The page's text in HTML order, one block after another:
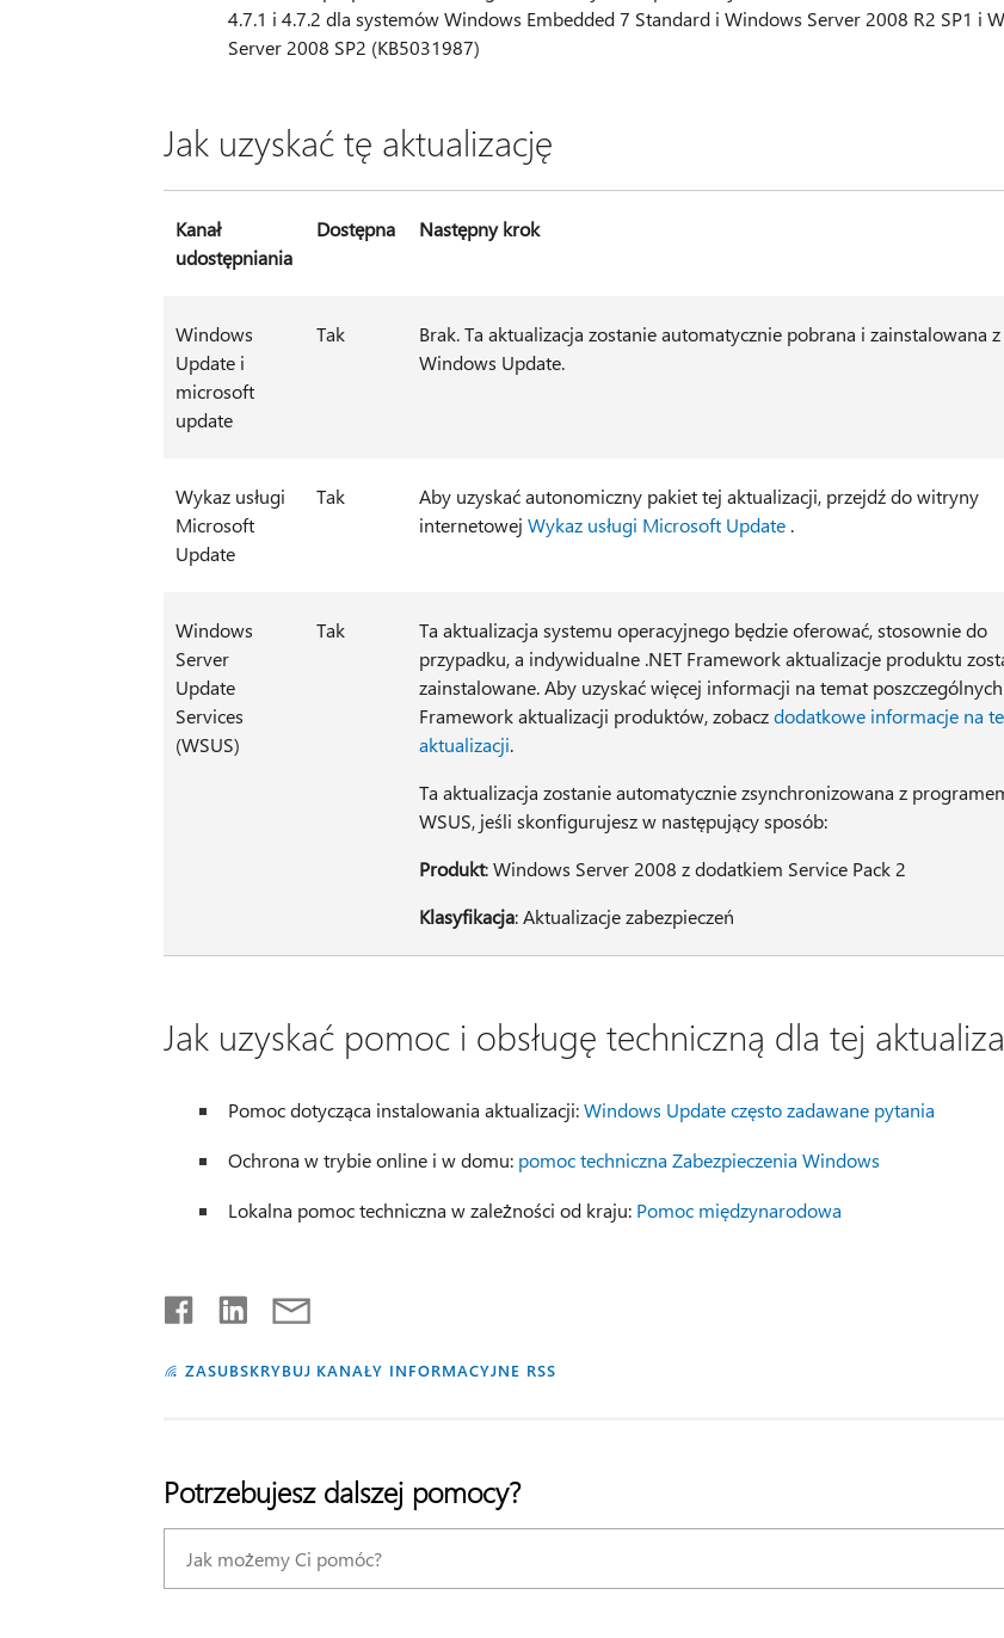
4.7.1 i 4.7.2 dla systemów Windows Embedded 7 Standard i Windows Server 2008 R2 SP1 i
Server 2008 SP2 (KB5031987)
Jak uzyskać tę aktualizację
Kanał
udostępniania
Dostępna Następny krok
Windows
Update i
microsoft
update
Tak
Brak. Ta aktualizacja zostanie automatycznie pobrana i zainstalowana z
Windows Update.
Wykaz usługi
Microsoft
Update
Tak
Aby uzyskać autonomiczny pakiet tej aktualizacji, przejdź do witryny
internetowej Wykaz usługi Microsoft Update.
Windows
Server
Update
Services
(WSUS)
Tak
Ta aktualizacja systemu operacyjnego będzie oferować, stosownie do
przypadku, a indywidualne .NET Framework aktualizacje produktu
zainstalowane. Aby uzyskać więcej informacji na temat poszczególnych
Framework aktualizacji produktów, zobaczdodatkowe informacje na
aktualizacji.
Ta aktualizacja zostanie automatycznie zsynchronizowana z
WSUS, jeśli skonfigurujesz w następujący sposób:
Produkt: Windows Server 2008 z dodatkiem Service Pack 2
Klasyfikacja: Aktualizacje zabezpieczeń
Jak uzyskać pomoc i obsługę techniczną dla tej
Pomoc dotycząca instalowania aktualizacji:Windows Update często zadawane pytania
Ochrona w trybie online i w domu: pomoc techniczna Zabezpieczenia Windows
Lokalna pomoc techniczna w zależności od kraju: Pomoc międzynarodowa
ZASUBSKRYBUJ KANAŁY INFORMACYJNE RSS
Potrzebujesz dalszej pomocy?